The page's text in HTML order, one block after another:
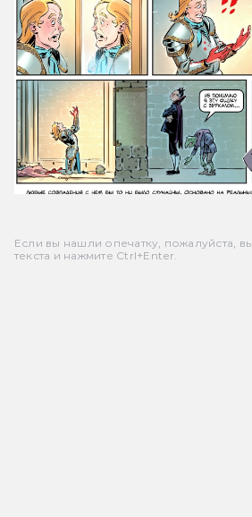
Если вы нашли опечатку, пожалуйста,
текста и нажмите Ctrl+Enter.